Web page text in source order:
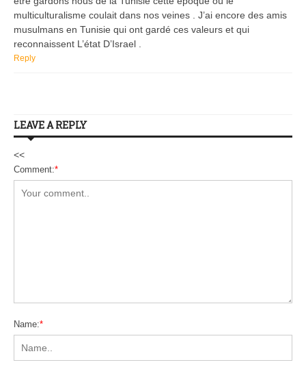
multiculturalisme coulait dans nos veines . J’ai encore des amis
musulmans en Tunisie qui ont gardé ces valeurs et qui
reconnaissent L’état D’Israel .
Reply
LEAVE A REPLY
<<
Comment:*
Name:*